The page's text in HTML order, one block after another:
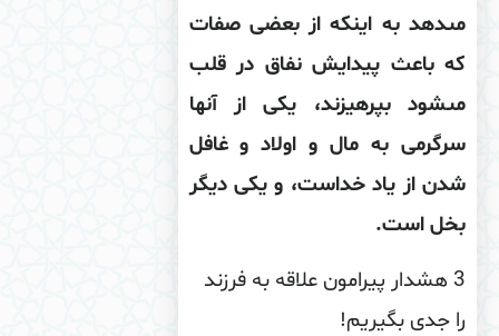
به اینكه از بعضى صفات
باعث پیدایش نفاق در قلب
بپرهیزند، یكى از آنها
به مال و اولاد و غافل
از یاد خداست، و یكى دیگر
است.
3 هشدار پیرامون علاقه به فرزند
جدی بگیریم!